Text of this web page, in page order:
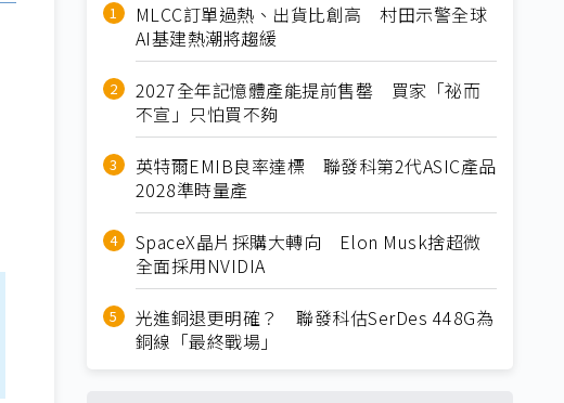
MLCC訂單過熱、出貨比創高 村田示警全球
AI基建熱潮將趨緩
2027全年記憶體產能提前售罄 買家「祕而
不宣」只怕買不夠
英特爾EMIB良率達標 聯發科第2代ASIC產品
2028準時量產
SpaceX晶片採購大轉向 Elon Musk捨超微
全面採用NVIDIA
光進銅退更明確？ 聯發科估SerDes 448G為
銅線「最終戰場」